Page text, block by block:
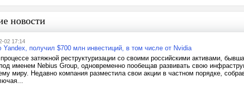
новости
02 17:14
получил $700 млн инвестиций, в том числе от Nvidia
затяжной реструктуризации со своими российскими активами,
именем Nebius Group, одновременно пообещав развивать свою
миру. Недавно компания разместила свои акции в частном порядке,